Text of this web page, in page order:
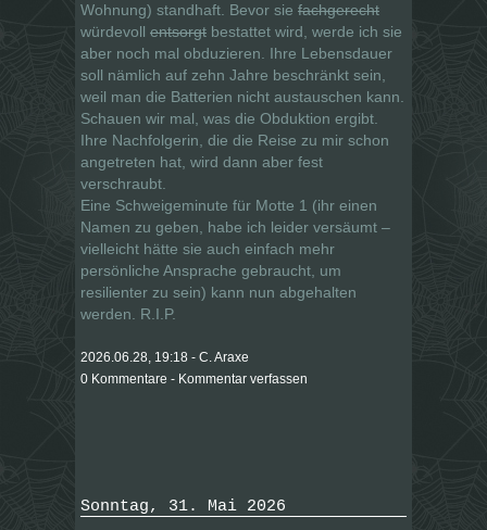
Wohnung) standhaft. Bevor sie fachgerecht
würdevoll entsorgt bestattet wird, werde ich sie
aber noch mal obduzieren. Ihre Lebensdauer
soll nämlich auf zehn Jahre beschränkt sein,
weil man die Batterien nicht austauschen kann.
Schauen wir mal, was die Obduktion ergibt.
Ihre Nachfolgerin, die die Reise zu mir schon
angetreten hat, wird dann aber fest
verschraubt.
Eine Schweigeminute für Motte 1 (ihr einen
Namen zu geben, habe ich leider versäumt –
vielleicht hätte sie auch einfach mehr
persönliche Ansprache gebraucht, um
resilienter zu sein) kann nun abgehalten
werden. R.I.P.
2026.06.28, 19:18 - C. Araxe
0 Kommentare - Kommentar verfassen
Sonntag, 31. Mai 2026